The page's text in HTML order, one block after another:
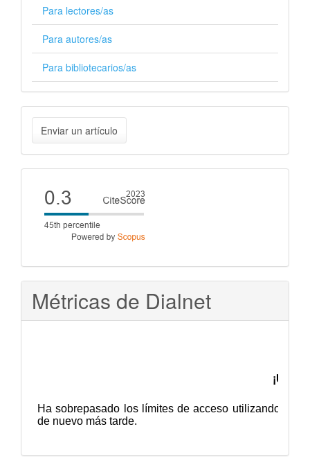
Para lectores/as
Para autores/as
Para bibliotecarios/as
Enviar
un
artículo
Enviar un artículo
Cite
score
Métricas de Dialnet